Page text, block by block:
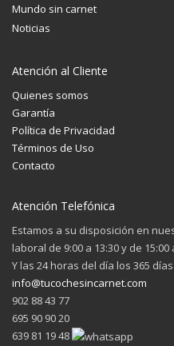
Mundo sin carnet
Noticias
Atención al Cliente
Quienes somos
Garantía
Política de Privacidad
Términos de Uso
Contacto
Atención Telefónica
Estamos a su disposición en
laboral de 9:00 a 13:30 y de 15:00
Y las 24 horas del día los 365
info@tucochesincarnet.com
902 88 43 77
695 90 90 20
639 81 19 48